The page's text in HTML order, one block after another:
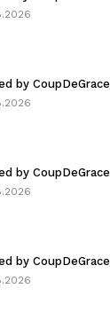
by CoupDeGrace
by CoupDeGrace
by CoupDeGrace